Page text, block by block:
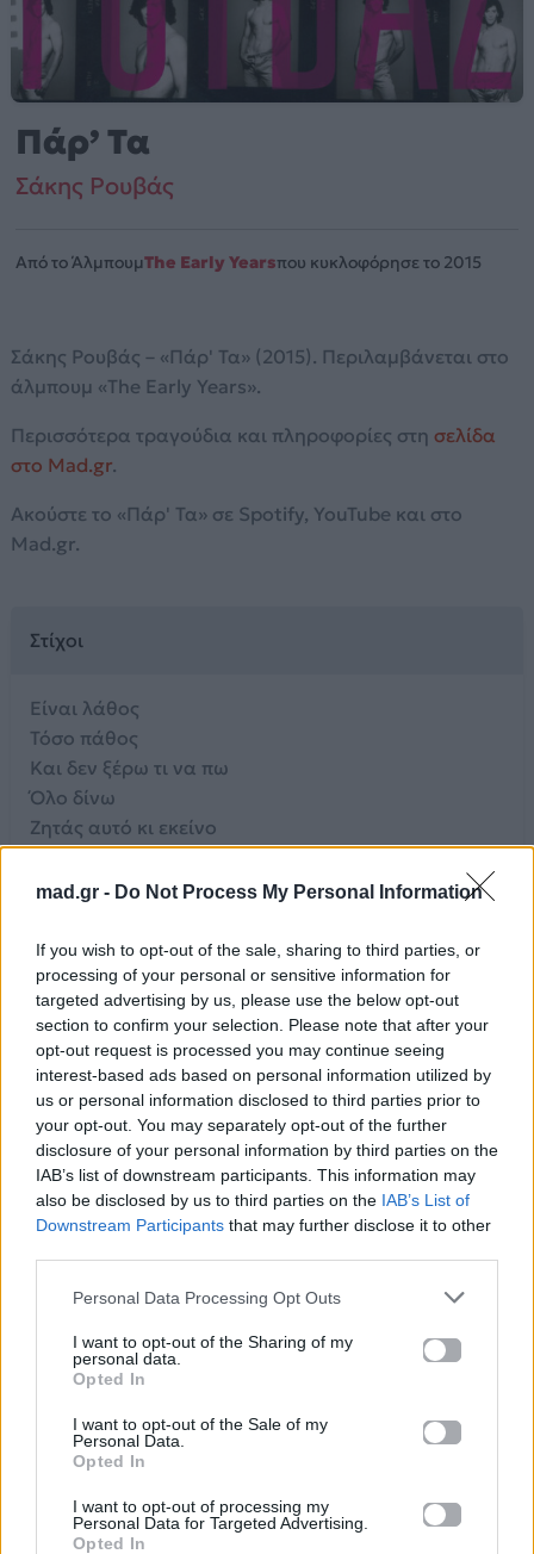
mad.gr - Do Not Process My Personal Information
If you wish to opt-out of the sale, sharing to third parties, or
processing of your personal or sensitive information for
targeted advertising by us, please use the below opt-out
section to confirm your selection. Please note that after your
opt-out request is processed you may continue seeing
interest-based ads based on personal information utilized by
us or personal information disclosed to third parties prior to
your opt-out. You may separately opt-out of the further
disclosure of your personal information by third parties on the
IAB’s list of downstream participants. This information may
also be disclosed by us to third parties on the IAB’s List of
Downstream Participants that may further disclose it to other
Personal Data Processing Opt Outs
I want to opt-out of the Sharing of my
personal data.
Opted In
I want to opt-out of the Sale of my
Personal Data.
Opted In
I want to opt-out of processing my
Personal Data for Targeted Advertising.
Opted In
Πάρ’ Τα
Σάκης Ρουβάς
Από το ΆλμπουμThe Early Yearsπου κυκλοφόρησε το 2015
Σάκης Ρουβάς – «Πάρ' Τα» (2015). Περιλαμβάνεται στο
άλμπουμ «The Early Years».
Περισσότερα τραγούδια και πληροφορίες στη σελίδα
στο Mad.gr.
Ακούστε το «Πάρ' Τα» σε Spotify, YouTube και στο
Mad.gr.
Στίχοι
Είναι λάθος
Τόσο πάθος
Και δεν ξέρω τι να πω
Όλο δίνω
Ζητάς αυτό κι εκείνο
Πάρ’ τα
Πάρ’ τα
Την ψυχή και το κορμί μου
Πάρ’ τα
Ότι έχω και δεν έχω
Πάρ’ τα
Πάρ’ τα
Πάρ’ τα όλα εσύ
Πως αντέχω
Κι όλο τρέχω
Τα πάντα να μου παίρνεις
Χωρίς να λες “ευχαριστώ”
Πάρ’ τα
Την καρδιά και το μυαλό μου
Πάρ’ τα
Πάρ’ τα
Ότι έχω και δεν έχω